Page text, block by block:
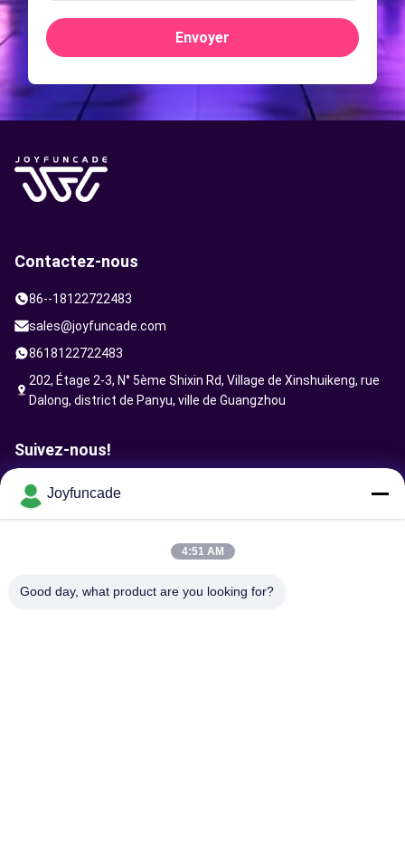
Envoyer
Contactez-nous
86--18122722483
sales@joyfuncade.com
8618122722483
202, Étage 2-3, N° 5ème Shixin Rd, Village de Xinshuikeng, rue
Dalong, district de Panyu, ville de Guangzhou
Suivez-nous!
Joyfuncade
4:51 AM
Good day, what product are you looking for?